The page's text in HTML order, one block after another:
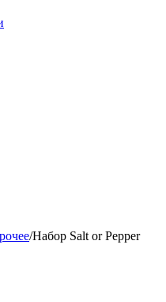
/Набор Salt or Pepper